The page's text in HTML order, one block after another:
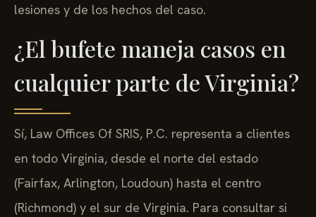
lesiones y de los hechos del caso.
¿El bufete maneja casos en
cualquier parte de Virginia?
Sí, Law Offices Of SRIS, P.C. representa a clientes
en todo Virginia, desde el norte del estado
(Fairfax, Arlington, Loudoun) hasta el centro
(Richmond) y el sur de Virginia. Para consultar si